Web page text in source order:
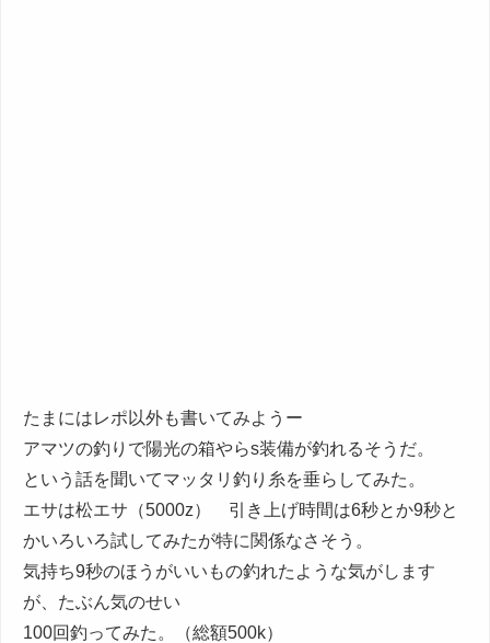
たまにはレポ以外も書いてみようー
アマツの釣りで陽光の箱やらs装備が釣れるそうだ。
という話を聞いてマッタリ釣り糸を垂らしてみた。
エサは松エサ（5000z） 引き上げ時間は6秒とか9秒と
かいろいろ試してみたが特に関係なさそう。
気持ち9秒のほうがいいもの釣れたような気がします
が、たぶん気のせい
100回釣ってみた。（総額500k）